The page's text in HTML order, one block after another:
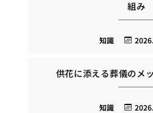
組み
知識
供花に添える葬儀のメ
知識